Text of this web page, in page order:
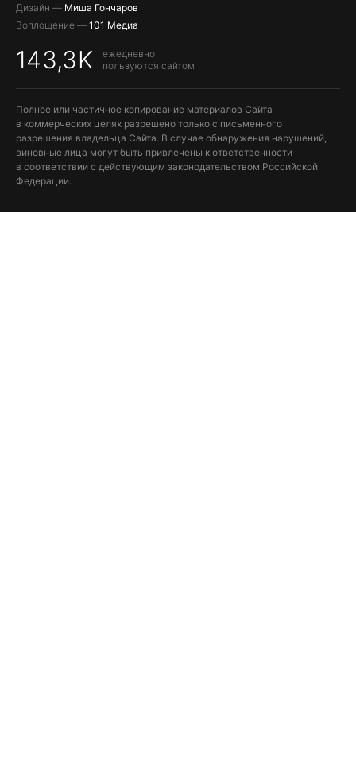
Дизайн — Миша Гончаров
Воплощение — 101 Медиа
143,3K
ежедневно
пользуются сайтом
Полное или частичное копирование материалов Сайта
в коммерческих целях разрешено только с письменного
разрешения владельца Сайта. В случае обнаружения нарушений,
виновные лица могут быть привлечены к ответственности
в соответствии с действующим законодательством Российской
Федерации.